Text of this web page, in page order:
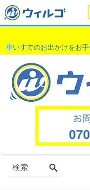
車いすでのお出かけをお